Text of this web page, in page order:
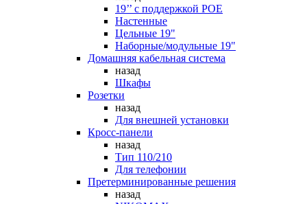
19’’ с поддержкой POE
Настенные
Цельные 19"
Наборные/модульные 19"
Домашняя кабельная система
назад
Шкафы
Розетки
назад
Для внешней установки
Кросс-панели
назад
Тип 110/210
Для телефонии
Претерминированные решения
назад